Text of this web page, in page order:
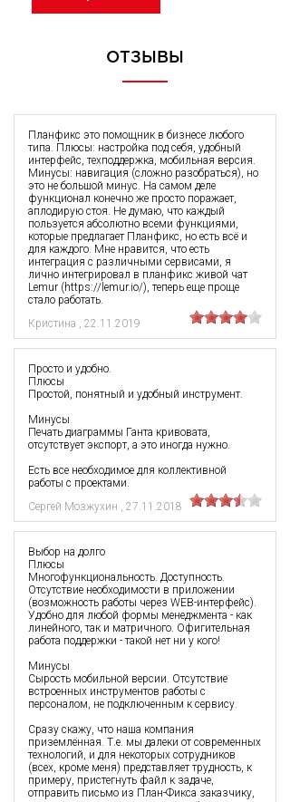
ОТЗЫВЫ
Кристина , 22.11.2019
Планфикс это помощник в бизнесе любого
типа. Плюсы: настройка под себя, удобный
интерфейс, техподдержка, мобильная версия.
Минусы: навигация (сложно разобраться), но
это не большой минус. На самом деле
функционал конечно же просто поражает,
аплодирую стоя. Не думаю, что каждый
пользуется абсолютно всеми функциями,
которые предлагает Планфикс, но есть всё и
для каждого. Мне нравится, что есть
интеграция с различными сервисами, я
лично интегрировал в планфикс живой чат
Lemur (https://lemur.io/), теперь еще проще
стало работать.
Сергей Мозжухин , 27.11.2018
Просто и удобно.
Плюсы
Простой, понятный и удобный инструмент.
Минусы
Печать диаграммы Ганта кривовата,
отсутствует экспорт, а это иногда нужно.
Есть все необходимое для коллективной
работы с проектами.
Выбор на долго
Плюсы
Многофункциональность. Доступность.
Отсутствие необходимости в приложении
(возможность работы через WEB-интерфейс).
Удобно для любой формы менеджмента - как
линейного, так и матричного. Офигительная
работа поддержки - такой нет ни у кого!
Минусы
Сырость мобильной версии. Отсутствие
встроенных инструментов работы с
персоналом, не подключенным к сервису.
Сразу скажу, что наша компания
приземлённая. Т.е. мы далеки от современных
технологий, и для некоторых сотрудников
(всех, кроме меня) представляет трудность, к
примеру, пристегнуть файл к задаче,
отправить письмо из План-Фикса заказчику,